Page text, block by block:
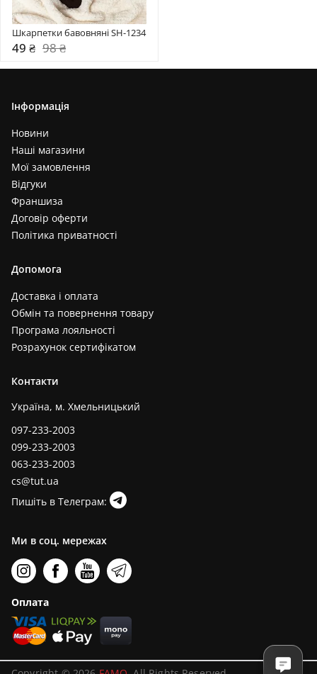
Шкарпетки бавовняні SH-1234
49 ₴ 98 ₴
Інформація
Новини
Наші магазини
Мої замовлення
Відгуки
Франшиза
Договір оферти
Політика приватності
Допомога
Доставка і оплата
Обмін та повернення товару
Програма лояльності
Розрахунок сертифікатом
Контакти
Україна, м. Хмельницький
097-233-2003
099-233-2003
063-233-2003
cs@tut.ua
Пишіть в Телеграм:
Ми в соц. мережах
Оплата